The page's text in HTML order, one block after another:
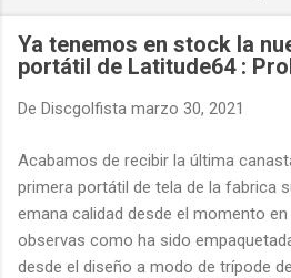
Ya tenemos en stock la
portátil de Latitude64 :
De Discgolfista marzo 30, 2021
Acabamos de recibir la última
primera portátil de tela de la fabrica
emana calidad desde el momento
observas como ha sido
desde el diseño a modo de trípode